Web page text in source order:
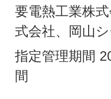
要電熱工業株
式会社、岡山
指定管理期間
間